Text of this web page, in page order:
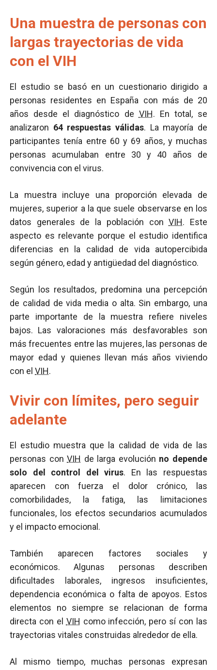
Una muestra de personas con
largas trayectorias de vida
con el VIH
El estudio se basó en un cuestionario dirigido a
personas residentes en España con más de 20
años desde el diagnóstico de VIH. En total, se
analizaron 64 respuestas válidas. La mayoría de
participantes tenía entre 60 y 69 años, y muchas
personas acumulaban entre 30 y 40 años de
convivencia con el virus.
La muestra incluye una proporción elevada de
mujeres, superior a la que suele observarse en los
datos generales de la población conVIH. Este
aspecto es relevante porque el estudio identifica
diferencias en la calidad de vida autopercibida
según género, edad y antigüedad del diagnóstico.
Según los resultados, predomina una percepción
de calidad de vida media o alta. Sin embargo, una
parte importante de la muestra refiere niveles
bajos. Las valoraciones más desfavorables son
más frecuentes entre las mujeres, las personas de
mayor edad y quienes llevan más años viviendo
con el VIH.
Vivir con límites, pero seguir
adelante
El estudio muestra que la calidad de vida de las
personas conVIH de larga evolución no depende
solo del control del virus. En las respuestas
aparecen con fuerza el dolor crónico, las
comorbilidades, la fatiga, las limitaciones
funcionales, los efectos secundarios acumulados
y el impacto emocional.
También aparecen factores sociales y
económicos. Algunas personas describen
dificultades laborales, ingresos insuficientes,
dependencia económica o falta de apoyos. Estos
elementos no siempre se relacionan de forma
directa con el VIH como infección, pero sí con las
trayectorias vitales construidas alrededor de ella.
Al mismo tiempo, muchas personas expresan